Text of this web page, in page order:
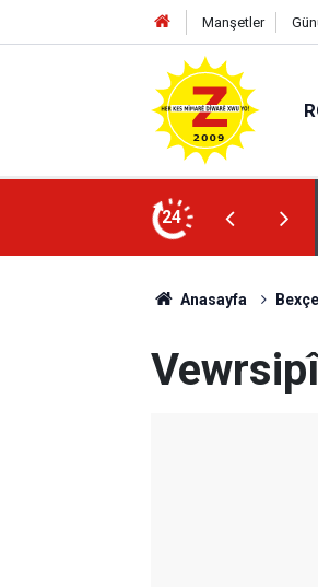
Manşetler
24
Anasayfa